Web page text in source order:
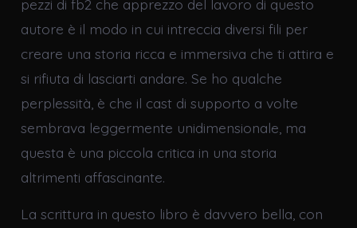
pezzi di fb2 che apprezzo del lavoro di questo
autore è il modo in cui intreccia diversi fili per
creare una storia ricca e immersiva che ti attira e
si rifiuta di lasciarti andare. Se ho qualche
perplessità, è che il cast di supporto a volte
sembrava leggermente unidimensionale, ma
questa è una piccola critica in una storia
altrimenti affascinante.
La scrittura in questo libro è davvero bella, con